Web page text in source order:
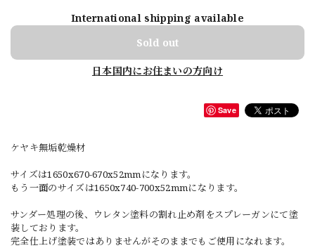
International shipping available
Sold out
日本国内にお住まいの方向け
Save
ケヤキ無垢乾燥材
サイズは1650x670-670x52mmになります。
もう一面のサイズは1650x740-700x52mmになります。
サンダー処理の後、ウレタン塗料の割れ止め剤をスプレーガンにて塗
装しております。
完全仕上げ塗装ではありませんがそのままでもご使用になれます。